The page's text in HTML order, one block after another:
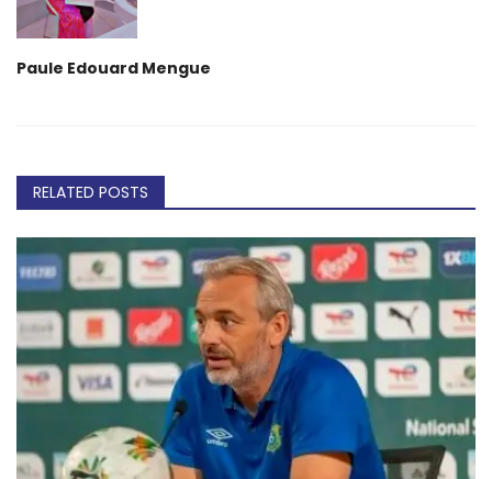
Paule Edouard Mengue
RELATED POSTS